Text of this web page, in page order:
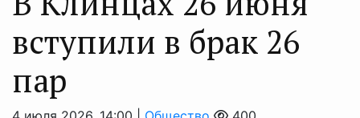
вступили в брак 26
пар